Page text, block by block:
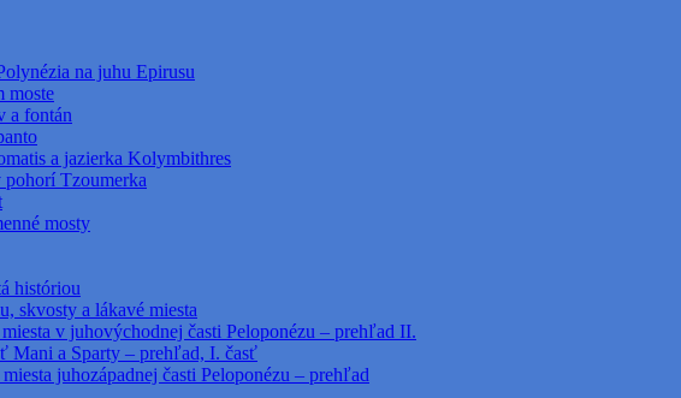
na juhu Epirusu
moste
a fontán
a jazierka Kolymbithres
pohorí Tzoumerka
mosty
históriou
skvosty a lákavé miesta
v juhovýchodnej časti Peloponézu – prehľad II.
Mani a Sparty – prehľad, I. časť
juhozápadnej časti Peloponézu – prehľad